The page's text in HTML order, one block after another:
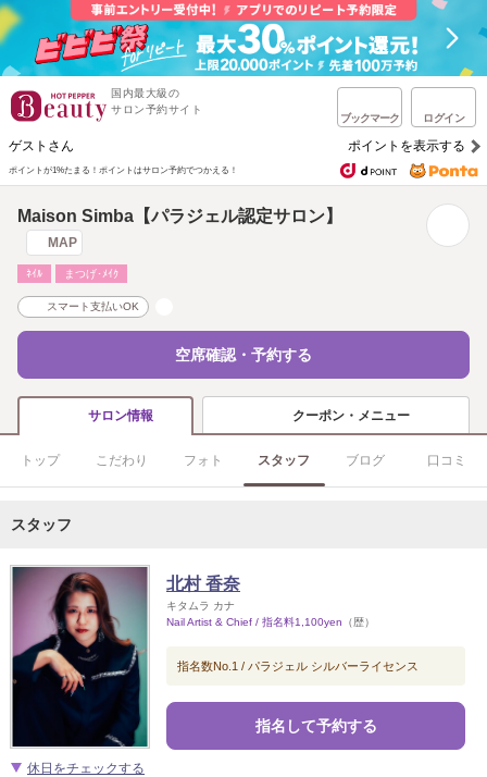
国内最大級の
サロン予約サイト
ブックマーク ログイン
ゲストさん ポイントを表示する
ポイントが1%たまる！ ポイントはサロン予約でつかえる！
Maison Simba【パラジェル認定サロン】
MAP
ﾈｲﾙ まつげ･ﾒｲｸ
スマート支払いOK
空席確認・予約する
サロン情報 クーポン・メニュー
トップ こだわり フォト スタッフ ブログ 口コミ
スタッフ
休日をチェックする
北村 香奈
キタムラ カナ
Nail Artist & Chief / 指名料1,100yen （歴）
指名数No.1 / パラジェル シルバーライセンス
指名して予約する